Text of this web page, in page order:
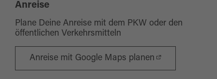
Anreise
Plane Deine Anreise mit dem PKW oder den
öffentlichen Verkehrsmitteln
Anreise mit Google Maps planen